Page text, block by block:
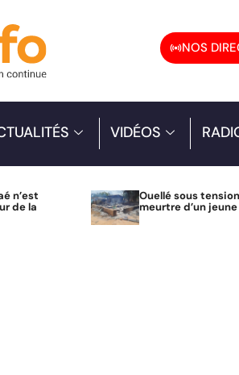
NOS
VIDÉOS
n’est
de la
Ouellé sous
meurtre d’un